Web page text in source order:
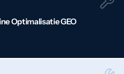
Optimalisatie GEO